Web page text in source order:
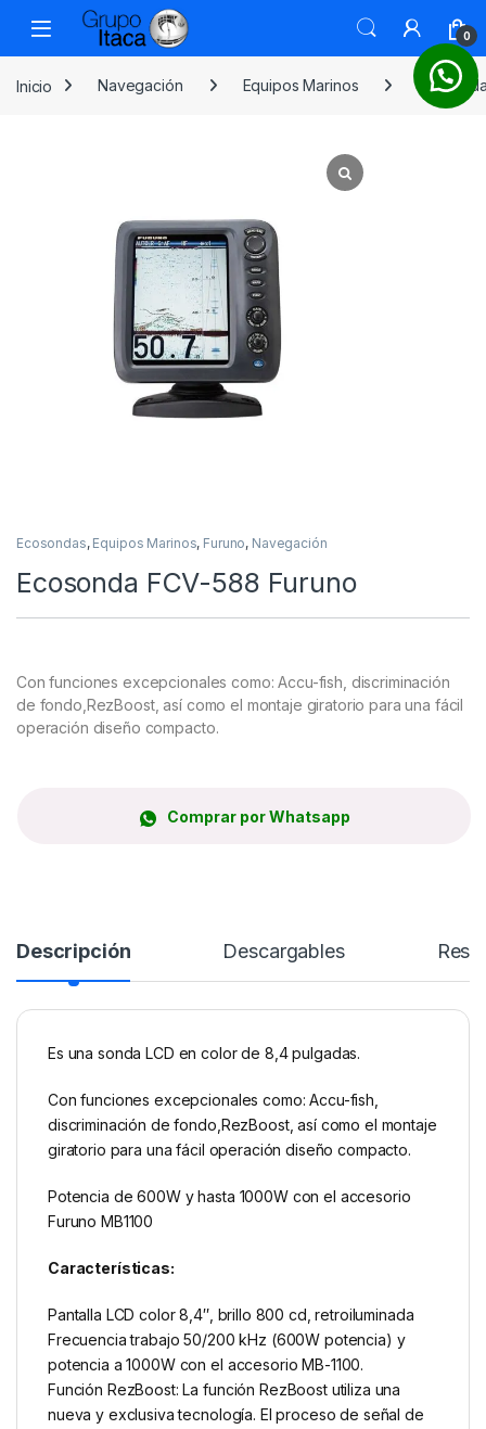
0
Inicio Navegación Equipos Marinos
Ecosondas, Equipos Marinos, Furuno, Navegación
Ecosonda FCV-588 Furuno
Con funciones excepcionales como: Accu-fish, discriminación
de fondo,RezBoost, así como el montaje giratorio para una fácil
operación diseño compacto.
Comprar por Whatsapp
Descripción Descargables
Es una sonda LCD en color de 8,4 pulgadas.
Con funciones excepcionales como: Accu-fish,
discriminación de fondo,RezBoost, así como el montaje
giratorio para una fácil operación diseño compacto.
Potencia de 600W y hasta 1000W con el accesorio
Furuno MB1100
Características:
Pantalla LCD color 8,4″, brillo 800 cd, retroiluminada
Frecuencia trabajo 50/200 kHz (600W potencia) y
potencia a 1000W con el accesorio MB-1100.
Función RezBoost: La función RezBoost utiliza una
nueva y exclusiva tecnología. El proceso de señal de